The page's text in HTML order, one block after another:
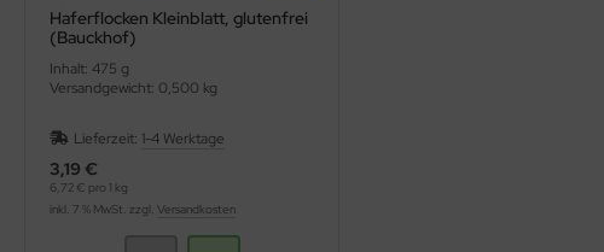
Haferflocken Kleinblatt, glutenfrei
(Bauckhof)
Inhalt: 475 g
Versandgewicht: 0,500 kg
Lieferzeit: 1-4 Werktage
3,19 €
6,72 € pro 1 kg
inkl. 7 % MwSt. zzgl. Versandkosten